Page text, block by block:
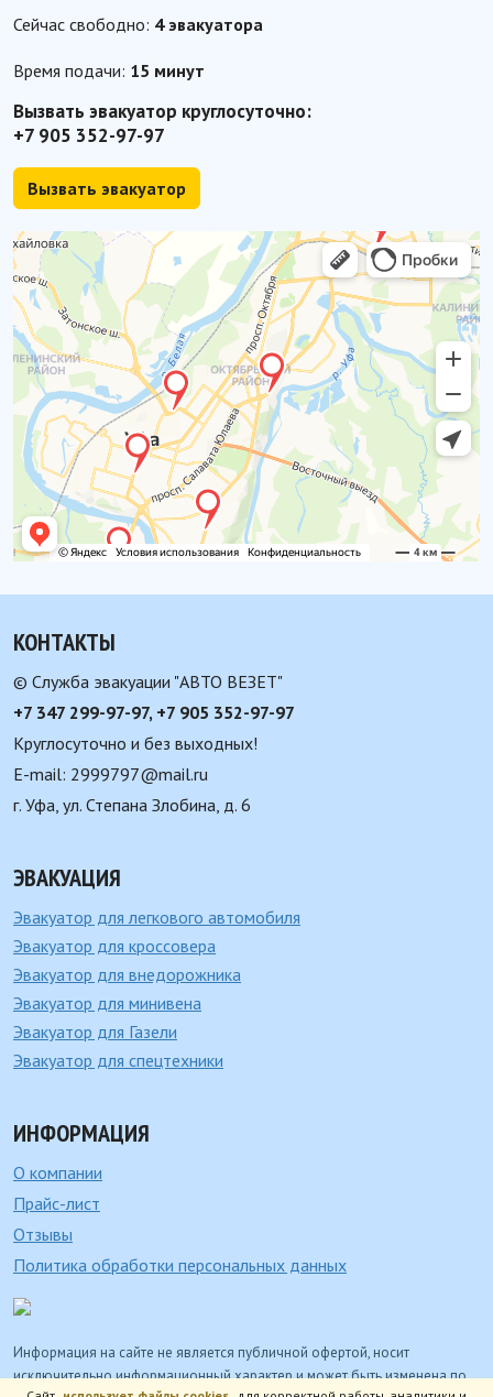
Сейчас свободно: 4 эвакуатора
Время подачи: 15 минут
Вызвать эвакуатор круглосуточно:
+7 905 352-97-97
Вызвать эвакуатор
КОНТАКТЫ
© Служба эвакуации "АВТО ВЕЗЕТ"
+7 347 299-97-97, +7 905 352-97-97
Круглосуточно и без выходных!
E-mail: 2999797@mail.ru
г. Уфа, ул. Степана Злобина, д. 6
ЭВАКУАЦИЯ
Эвакуатор для легкового автомобиля
Эвакуатор для кроссовера
Эвакуатор для внедорожника
Эвакуатор для минивена
Эвакуатор для Газели
Эвакуатор для спецтехники
ИНФОРМАЦИЯ
О компании
Прайс-лист
Отзывы
Политика обработки персональных данных
Информация на сайте не является публичной офертой, носит
исключительно информационный характер и может быть изменена по